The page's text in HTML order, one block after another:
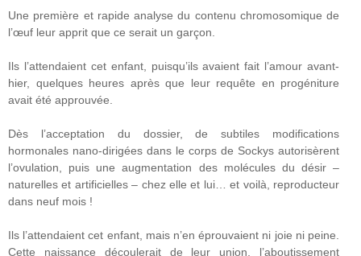
Une première et rapide analyse du contenu chromosomique de
l’œuf leur apprit que ce serait un garçon.
Ils l’attendaient cet enfant, puisqu’ils avaient fait l’amour avant-
hier, quelques heures après que leur requête en progéniture
avait été approuvée.
Dès l’acceptation du dossier, de subtiles modifications
hormonales nano-dirigées dans le corps de Sockys autorisèrent
l’ovulation, puis une augmentation des molécules du désir –
naturelles et artificielles – chez elle et lui… et voilà, reproducteur
dans neuf mois !
Ils l’attendaient cet enfant, mais n’en éprouvaient ni joie ni peine.
Cette naissance découlerait de leur union, l’aboutissement